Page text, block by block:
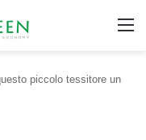
piccolo tessitore un